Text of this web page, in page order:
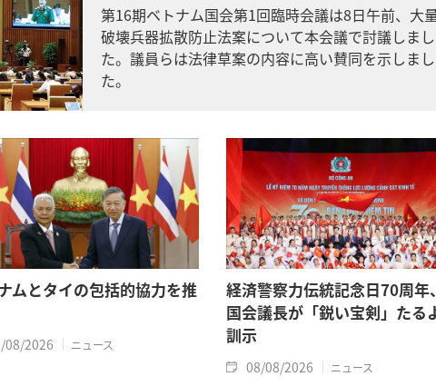
第16期ベトナム国会第1回臨時会議は8日午前、大
破壊兵器拡散防止法案について本会議で討議しまし
た。議員らは法律草案の内容に高い賛同を示しまし
た。
ムとタイの包括的協力を推
08/2026 ニュース
経済警察力伝統記念日70周年
国会議長が「鋭い宝剣」たる
訓示
08/08/2026 ニュース